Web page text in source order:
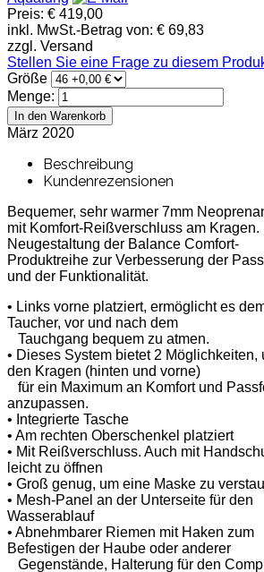
Preis: € 419,00
inkl. MwSt.-Betrag von: € 69,83
zzgl. Versand
Stellen Sie eine Frage zu diesem
Größe
Menge:
März 2020
Beschreibung
Kundenrezensionen
Bequemer, sehr warmer 7mm
mit Komfort-Reißverschluss am Kragen.
Neugestaltung der Balance Comfort-
Produktreihe zur Verbesserung der
und der Funktionalität.
• Links vorne platziert, ermöglicht es
Taucher, vor und nach dem
Tauchgang bequem zu atmen.
• Dieses System bietet 2 Möglichkeiten,
den Kragen (hinten und vorne)
für ein Maximum an Komfort und
anzupassen.
• Integrierte Tasche
• Am rechten Oberschenkel platziert
• Mit Reißverschluss. Auch mit
leicht zu öffnen
• Groß genug, um eine Maske zu
• Mesh-Panel an der Unterseite für den
Wasserablauf
• Abnehmbarer Riemen mit Haken zum
Befestigen der Haube oder anderer
Gegenstände, Halterung für den